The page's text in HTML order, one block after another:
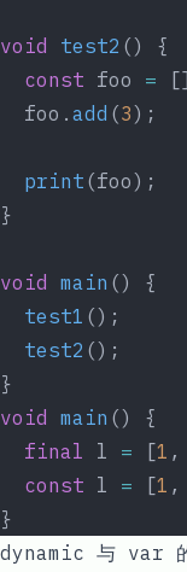
void test2 () {
  const
foo =
  foo.
add (3);
  print
(foo);
}
void main () {
  test1
();
  test2
();
}
void main () {
  final
l = [1 ,
  const
l = [1 ,
}
dynamic 与 var